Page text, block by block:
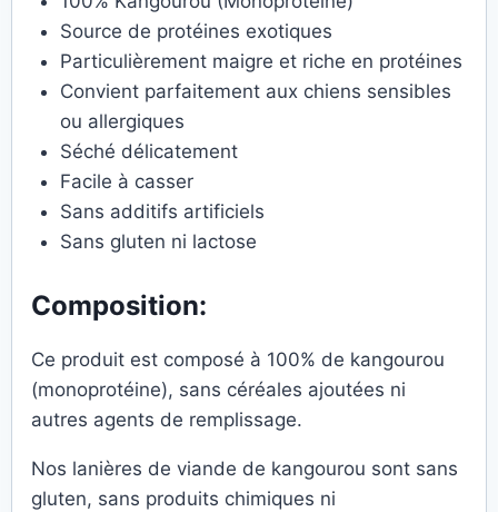
Source de protéines exotiques
Particulièrement maigre et riche en protéines
Convient parfaitement aux chiens sensibles
ou allergiques
Séché délicatement
Facile à casser
Sans additifs artificiels
Sans gluten ni lactose
Composition:
Ce produit est composé à 100% de kangourou
(monoprotéine), sans céréales ajoutées ni
autres agents de remplissage.
Nos lanières de viande de kangourou sont sans
gluten, sans produits chimiques ni